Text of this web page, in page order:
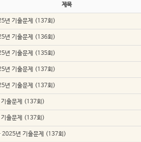
제목
년 기출문제 (137회)
년 기출문제 (136회)
년 기출문제 (135회)
년 기출문제 (137회)
년 기출문제 (137회)
출문제 (137회)
출문제 (137회)
2025년 기출문제 (137회)